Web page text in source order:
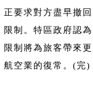
正要求對方盡早撤
限制。特區政府認
限制將為旅客帶來
航空業的復常。(完)